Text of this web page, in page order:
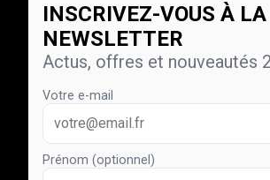
INSCRIVEZ-VOUS À LA
NEWSLETTER
Actus, offres et nouveautés
Votre e-mail
Prénom (optionnel)